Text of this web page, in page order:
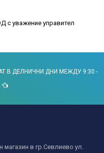
с уважение управител
В ДЕЛНИЧНИ ДНИ МЕЖДУ 9:30 -
магазин в гр.Севлиево ул.